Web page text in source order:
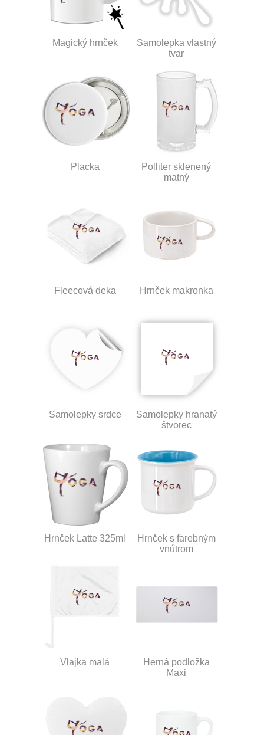
Magický hrnček
Samolepka vlastný
tvar
Placka
Polliter sklenený
matný
Fleecová deka Hrnček makronka
Samolepky srdce
Samolepky hranatý
štvorec
Hrnček Latte 325ml
Hrnček s farebným
vnútrom
Vlajka malá
Herná podložka
Maxi